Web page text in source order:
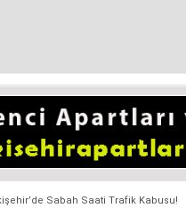
Sabah Saati Trafik Kabusu!